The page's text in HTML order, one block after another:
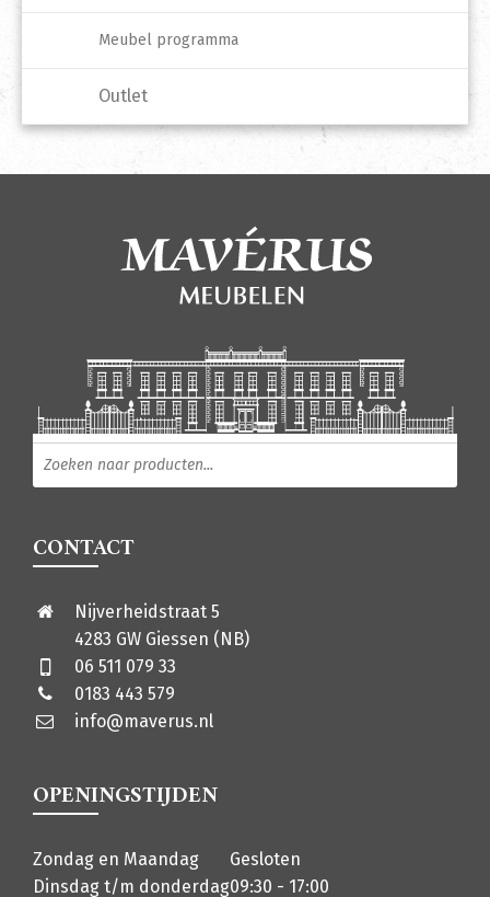
Meubel programma
Outlet
Producten zoeken
CONTACT
Nijverheidstraat 5
4283 GW Giessen (NB)
06 511 079 33
0183 443 579
info@maverus.nl
OPENINGSTIJDEN
Zondag en Maandag
Gesloten
Dinsdag t/m donderdag09:30 - 17:00